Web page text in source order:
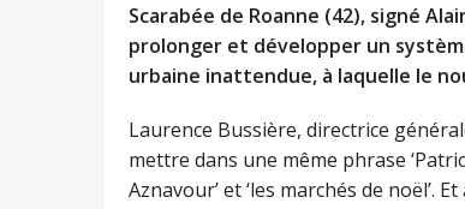
Scarabée de Roanne (42), signé
prolonger et développer un
urbaine inattendue, à laquelle le
Laurence Bussière, directrice
mettre dans une même phrase
Aznavour’ et ‘les marchés de noël’.